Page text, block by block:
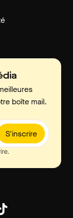
boîte mail.
S'inscrire